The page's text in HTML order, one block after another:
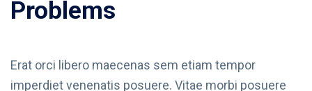
Problems
Erat orci libero maecenas sem etiam tempor
imperdiet venenatis posuere. Vitae morbi posuere